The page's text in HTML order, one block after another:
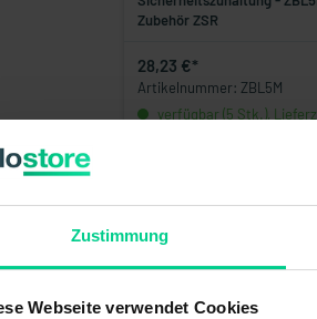
Zustimmung
Webseite verwendet Cookies
Zubehör ZSR
28,23 €*
Artikelnummer: ZBL5M
verfügbar (5 Stk.),